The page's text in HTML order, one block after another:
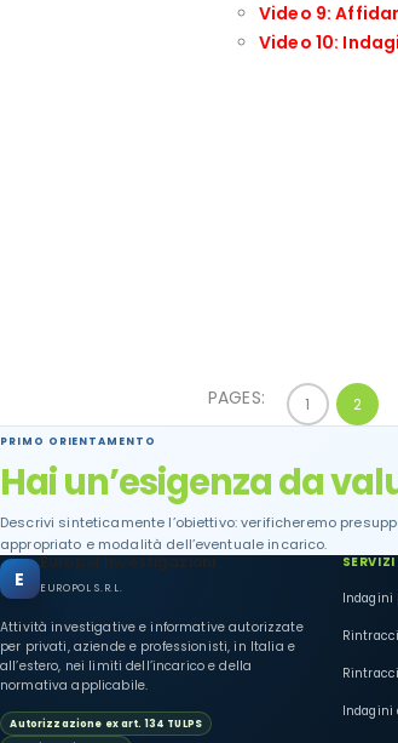
Video 9:
Video 10:
PAGES: PAGE
1 ,
PAGE
2
PRIMO ORIENTAMENTO
Hai un’esigenza da
Descrivi sinteticamente l’obiettivo: verificheremo
appropriato e modalità dell’eventuale incarico.
E
Europol Investigazioni
EUROPOL S.R.L.
Attività investigative e informative autorizzate
per privati, aziende e professionisti, in Italia e
all’estero, nei limiti dell’incarico e della
normativa applicabile.
Autorizzazione ex art. 134 TULPS
Indagini